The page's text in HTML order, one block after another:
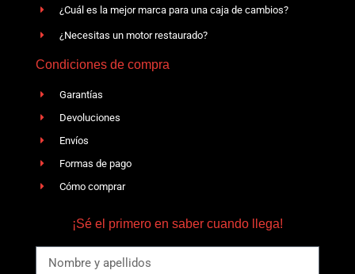
¿Cuál es la mejor marca para una caja de cambios?
¿Necesitas un motor restaurado?
Condiciones de compra
Garantías
Devoluciones
Envíos
Formas de pago
Cómo comprar
¡Sé el primero en saber cuando llega!